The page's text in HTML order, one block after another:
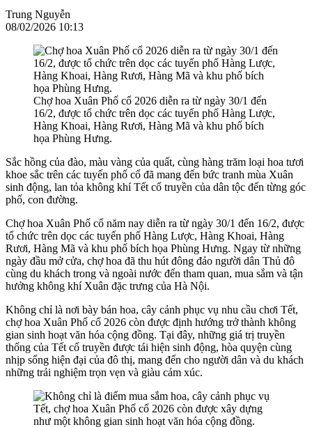
Trung Nguyễn
08/02/2026 10:13
Chợ hoa Xuân Phố cổ 2026 diễn ra từ ngày 30/1 đến
16/2, được tổ chức trên dọc các tuyến phố Hàng Lược,
Hàng Khoai, Hàng Rươi, Hàng Mã và khu phố bích
họa Phùng Hưng.
Sắc hồng của đào, màu vàng của quất, cùng hàng trăm loại hoa tươi
khoe sắc trên các tuyến phố cổ đã mang đến bức tranh mùa Xuân
sinh động, lan tỏa không khí Tết cổ truyền của dân tộc đến từng góc
phố, con đường.
Chợ hoa Xuân Phố cổ năm nay diễn ra từ ngày 30/1 đến 16/2, được
tổ chức trên dọc các tuyến phố Hàng Lược, Hàng Khoai, Hàng
Rươi, Hàng Mã và khu phố bích họa Phùng Hưng. Ngay từ những
ngày đầu mở cửa, chợ hoa đã thu hút đông đảo người dân Thủ đô
cùng du khách trong và ngoài nước đến tham quan, mua sắm và tận
hưởng không khí Xuân đặc trưng của Hà Nội.
Không chỉ là nơi bày bán hoa, cây cảnh phục vụ nhu cầu chơi Tết,
chợ hoa Xuân Phố cổ 2026 còn được định hướng trở thành không
gian sinh hoạt văn hóa cộng đồng. Tại đây, những giá trị truyền
thống của Tết cổ truyền được tái hiện sinh động, hòa quyện cùng
nhịp sống hiện đại của đô thị, mang đến cho người dân và du khách
những trải nghiệm trọn vẹn và giàu cảm xúc.